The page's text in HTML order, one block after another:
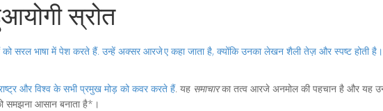
स्रोत
को सरल भाषा में पेश करते हैं. उन्हें अक्सरआरजे ए कहा जाता है, क्योंकि उनका लेखन शैली तेज़ और स्पष्ट होती है।
और विश्व के सभी प्रमुख मोड़ को कवर करते हैं. यह समाचारका तत्व आरजे अनमोल की पहचान है और यह
आसान बनाता है*।